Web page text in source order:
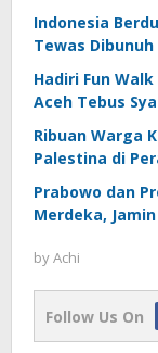
Indonesia
Tewas
Hadiri Fun
Aceh Tebus
Ribuan Warga
Palestina di
Prabowo dan
Merdeka,
byAchi
Follow Us On